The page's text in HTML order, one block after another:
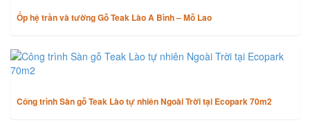
Ốp hệ trần và tường Gỗ Teak Lào A Bình – Mỗ Lao
Công trình Sàn gỗ Teak Lào tự nhiên Ngoài Trời tại Ecopark 70m2